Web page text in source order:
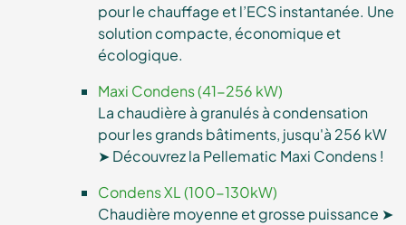
pour le chauffage et l’ECS instantanée. Une
solution compacte, économique et
écologique.
Maxi Condens (41-256 kW)
La chaudière à granulés à condensation
pour les grands bâtiments, jusqu'à 256 kW
➤ Découvrez la Pellematic Maxi Condens !
Condens XL (100-130kW)
Chaudière moyenne et grosse puissance ➤